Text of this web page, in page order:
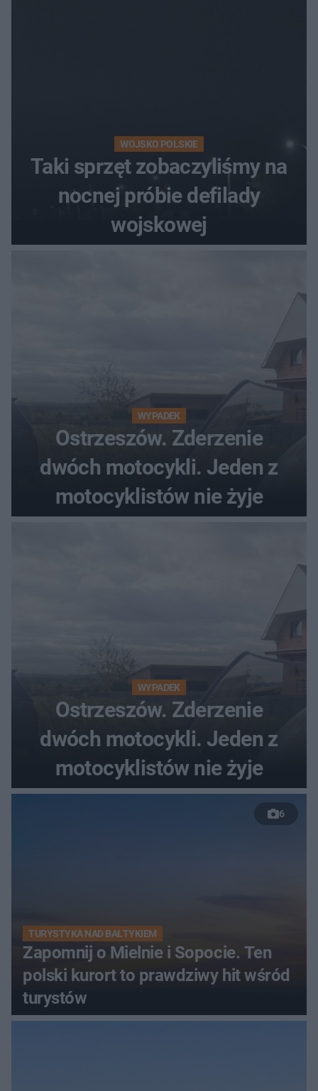
WOJSKO POLSKIE
Taki sprzęt zobaczyliśmy na
nocnej próbie defilady
wojskowej
WYPADEK
Ostrzeszów. Zderzenie
dwóch motocykli. Jeden z
motocyklistów nie żyje
WYPADEK
Ostrzeszów. Zderzenie
dwóch motocykli. Jeden z
motocyklistów nie żyje
6
TURYSTYKA NAD BAŁTYKIEM
Zapomnij o Mielnie i Sopocie. Ten
polski kurort to prawdziwy hit wśród
turystów